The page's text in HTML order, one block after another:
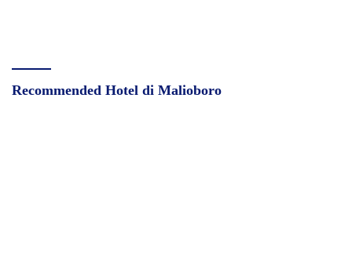
Recommended Hotel di Malioboro